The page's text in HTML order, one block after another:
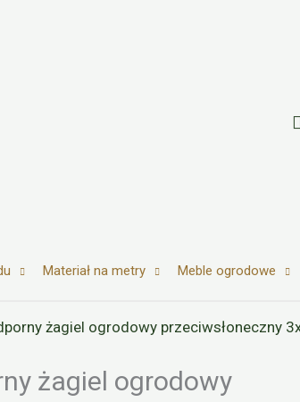
Materiał na metry Meble ogrodowe
żagiel ogrodowy przeciwsłoneczny
żagiel ogrodowy